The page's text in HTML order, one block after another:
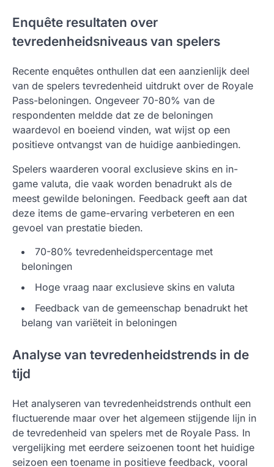
Enquête resultaten over
tevredenheidsniveaus van spelers
Recente enquêtes onthullen dat een aanzienlijk deel
van de spelers tevredenheid uitdrukt over de Royale
Pass-beloningen. Ongeveer 70-80% van de
respondenten meldde dat ze de beloningen
waardevol en boeiend vinden, wat wijst op een
positieve ontvangst van de huidige aanbiedingen.
Spelers waarderen vooral exclusieve skins en in-
game valuta, die vaak worden benadrukt als de
meest gewilde beloningen. Feedback geeft aan dat
deze items de game-ervaring verbeteren en een
gevoel van prestatie bieden.
70-80% tevredenheidspercentage met
beloningen
Hoge vraag naar exclusieve skins en valuta
Feedback van de gemeenschap benadrukt het
belang van variëteit in beloningen
Analyse van tevredenheidstrends in de
tijd
Het analyseren van tevredenheidstrends onthult een
fluctuerende maar over het algemeen stijgende lijn in
de tevredenheid van spelers met de Royale Pass. In
vergelijking met eerdere seizoenen toont het huidige
seizoen een toename in positieve feedback, vooral